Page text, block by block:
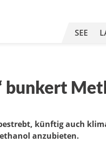
SEE
bunkert
künftig auch
anzubieten.